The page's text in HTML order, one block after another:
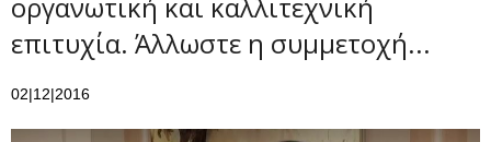
επιτυχία. Άλλωστε η συμμετοχή...
02|12|2016